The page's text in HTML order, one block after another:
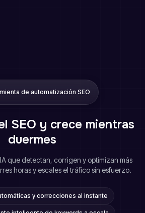
de automatización SEO
SEO y crece mientras
duermes
que detectan, corrigen y optimizan más
horas y escales el tráfico sin esfuerzo.
y correcciones al instante